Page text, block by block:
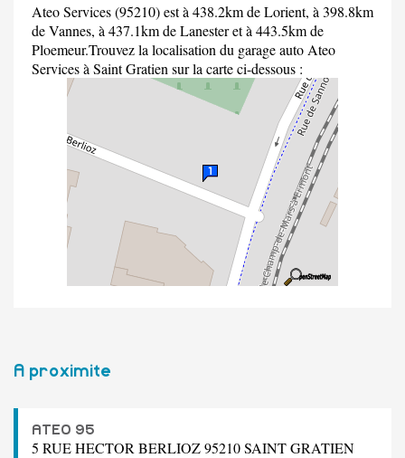
Ateo Services (95210) est à 438.2km de Lorient, à 398.8km
de Vannes, à 437.1km de Lanester et à 443.5km de
Ploemeur.Trouvez la localisation du garage auto Ateo
Services à Saint Gratien sur la carte ci-dessous :
A proximite
ATEO 95
5 RUE HECTOR BERLIOZ 95210 SAINT GRATIEN